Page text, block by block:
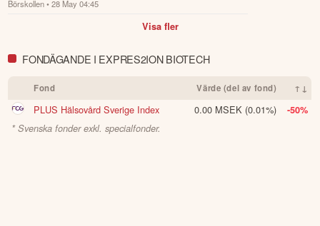
rapporterar idag den 28 maj.
Börskollen • 28 May 04:45
Visa fler
FONDÄGANDE I EXPRES2ION BIOTECH
Fond Värde (del av fond) ↑↓
PLUS Hälsovård Sverige Index 0.00 MSEK (0.01%)
-50%
* Svenska fonder exkl. specialfonder.